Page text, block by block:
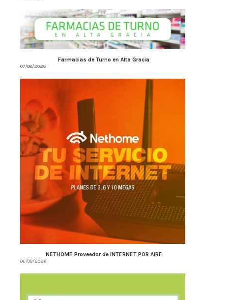
Farmacias de Turno en Alta Gracia
07/08/2026
NETHOME Proveedor de INTERNET POR AIRE
06/08/2026